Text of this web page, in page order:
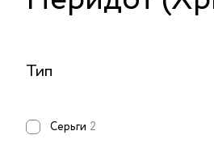
Тип
Серьги 2